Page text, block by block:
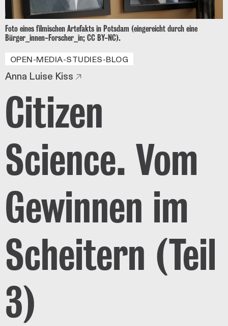
Foto eines filmischen Artefakts in Potsdam (eingereicht durch eine
Bürger_innen-Forscher_in; CC BY-NC).
OPEN-MEDIA-STUDIES-BLOG
Anna Luise Kiss
Citizen
Science. Vom
Gewinnen im
Scheitern (Teil
3)